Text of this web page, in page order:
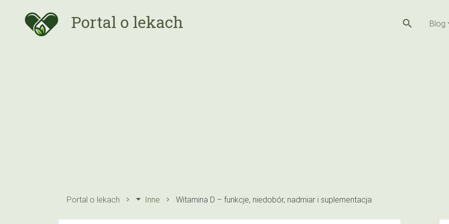
Portal o lekach search Blog
Portal o lekach Inne Witamina D – funkcje, niedobór, nadmiar i suplementacja